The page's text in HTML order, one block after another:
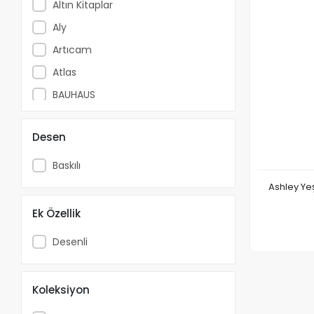
Altın Kitaplar
Aly
Artıcam
Atlas
BAUHAUS
Beta Kitap
Beyaz Balina Yayınları
Bilgeoğuz Yayınları
Bolder
Desen
Baskılı
Ek Özellik
Desenli
Koleksiyon
Ashley